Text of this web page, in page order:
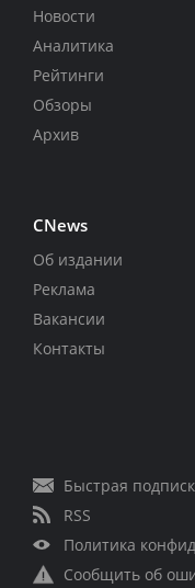
Новости
Аналитика
Рейтинги
Обзоры
Архив
CNews
Об издании
Реклама
Вакансии
Контакты
Быстрая
RSS
Политика
Сообщить об